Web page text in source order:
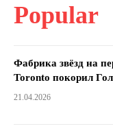
Popular
Фабрика звёзд на
Toronto покорил
21.04.2026